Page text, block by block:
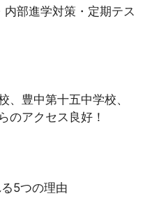
部進学対策・定期テス
、豊中第十五中学校、
のアクセス良好！
5つの理由